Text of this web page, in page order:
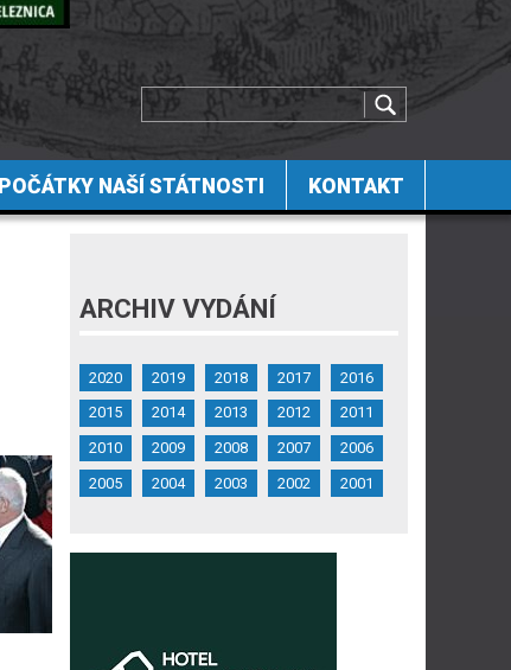
POČÁTKY NAŠÍ STÁTNOSTI KONTAKT
ARCHIV VYDÁNÍ
2020 2019 2018 2017
2016
2015
2014 2013 2012
2011
2010
2009 2008 2007
2006
2005
2004 2003 2002 2001